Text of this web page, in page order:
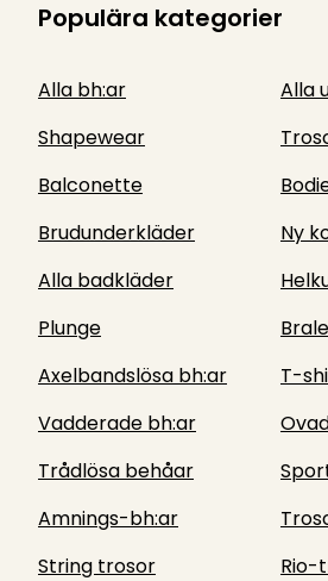
Populära kategorier
Alla bh:ar
Alla
Shapewear
Balconette
Brudunderkläder
Ny
Alla badkläder
Plunge
Axelbandslösa bh:ar
T-
Vadderade bh:ar
Trådlösa behåar
Amnings-bh:ar
String trosor
Rio-